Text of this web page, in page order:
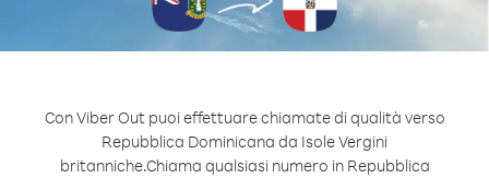
Con Viber Out puoi effettuare chiamate di qualità verso
Repubblica Dominicana da Isole Vergini
britanniche.Chiama qualsiasi numero in Repubblica